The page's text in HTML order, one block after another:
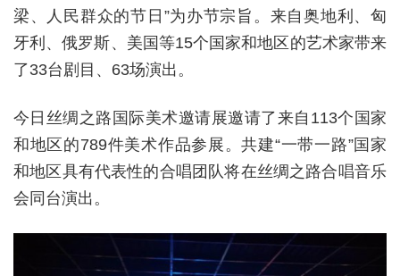
梁、人民群众的节日”为办节宗旨。来自奥地利、匈
牙利、俄罗斯、美国等15个国家和地区的艺术家带来
了33台剧目、63场演出。
今日丝绸之路国际美术邀请展邀请了来自113个国家
和地区的789件美术作品参展。共建“一带一路”国家
和地区具有代表性的合唱团队将在丝绸之路合唱音乐
会同台演出。